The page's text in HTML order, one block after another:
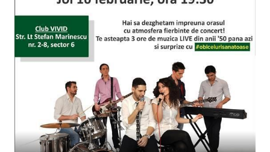
a
c
e